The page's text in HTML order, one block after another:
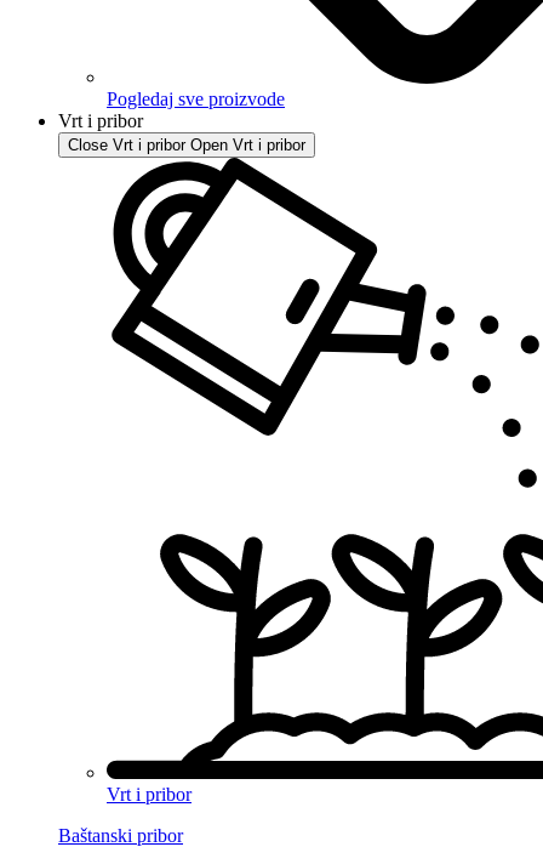
Pogledaj sve proizvode
Vrt i pribor
Close Vrt i pribor Open Vrt i pribor
Vrt i pribor
Baštanski pribor